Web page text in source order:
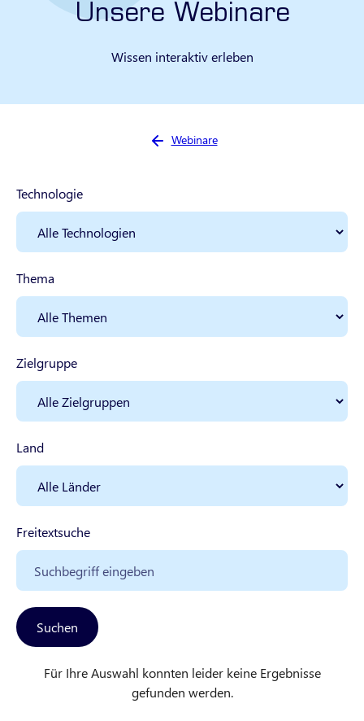
Unsere Webinare
Wissen interaktiv erleben
Sie sind hier:
Webinare
Technologie
Thema
Zielgruppe
Land
Freitextsuche
Suchen
Für Ihre Auswahl konnten leider keine Ergebnisse
gefunden werden.